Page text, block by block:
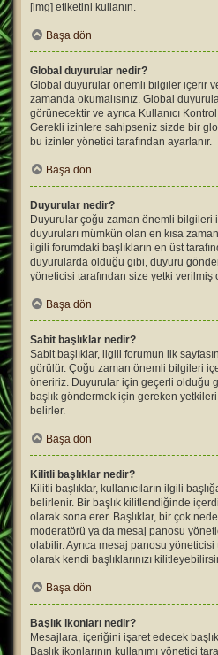
[img] etiketini kullanın.
Başa dön
Global duyurular nedir?
Global duyurular önemli bilgiler içerir
zamanda okumalısınız. Global
görünecektir ve ayrıca Kullanıcı
Gerekli izinlere sahipseniz sizde bir
bu izinler yönetici tarafından ayarlanır.
Başa dön
Duyurular nedir?
Duyurular çoğu zaman önemli bilgileri
duyuruları mümkün olan en kısa
ilgili forumdaki başlıkların en üst
duyurularda olduğu gibi, duyuru
yöneticisi tarafından size yetki verilmiş
Başa dön
Sabit başlıklar nedir?
Sabit başlıklar, ilgili forumun ilk
görülür. Çoğu zaman önemli bilgileri
öneririz. Duyurular için geçerli olduğu
başlık göndermek için gereken
belirler.
Başa dön
Kilitli başlıklar nedir?
Kilitli başlıklar, kullanıcıların ilgili
belirlenir. Bir başlık kilitlendiğinde
olarak sona erer. Başlıklar, bir çok
moderatörü ya da mesaj panosu
olabilir. Ayrıca mesaj panosu
olarak kendi başlıklarınızı
Başa dön
Başlık ikonları nedir?
Mesajlara, içeriğini işaret edecek
Başlık ikonlarının kullanımı yönetici